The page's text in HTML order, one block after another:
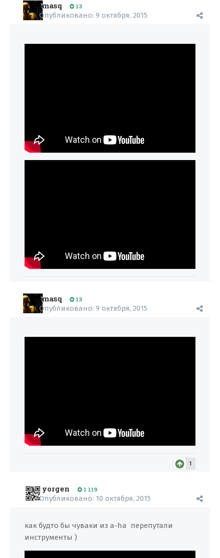
masq 13
Опубликовано: 9 октября, 2015
masq 13
Опубликовано: 9 октября, 2015
1
yorgen 1 119
Опубликовано: 10 октября, 2015
как будто бы чуваки из a-ha перепутали
инструменты )